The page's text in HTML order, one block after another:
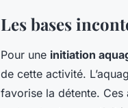
Les bases
Pour une initiation
de cette activité.
favorise la détente.